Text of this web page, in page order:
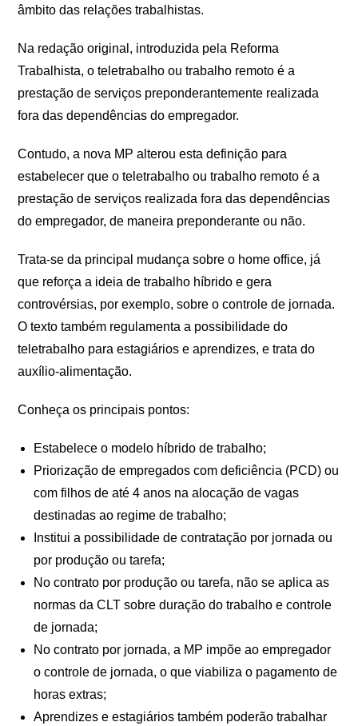
âmbito das relações trabalhistas.
Na redação original, introduzida pela Reforma
Trabalhista, o teletrabalho ou trabalho remoto é a
prestação de serviços preponderantemente realizada
fora das dependências do empregador.
Contudo, a nova MP alterou esta definição para
estabelecer que o teletrabalho ou trabalho remoto é a
prestação de serviços realizada fora das dependências
do empregador, de maneira preponderante ou não.
Trata-se da principal mudança sobre o home office, já
que reforça a ideia de trabalho híbrido e gera
controvérsias, por exemplo, sobre o controle de jornada.
O texto também regulamenta a possibilidade do
teletrabalho para estagiários e aprendizes, e trata do
auxílio-alimentação.
Conheça os principais pontos:
Estabelece o modelo híbrido de trabalho;
Priorização de empregados com deficiência (PCD) ou
com filhos de até 4 anos na alocação de vagas
destinadas ao regime de trabalho;
Institui a possibilidade de contratação por jornada ou
por produção ou tarefa;
No contrato por produção ou tarefa, não se aplica as
normas da CLT sobre duração do trabalho e controle
de jornada;
No contrato por jornada, a MP impõe ao empregador
o controle de jornada, o que viabiliza o pagamento de
horas extras;
Aprendizes e estagiários também poderão trabalhar